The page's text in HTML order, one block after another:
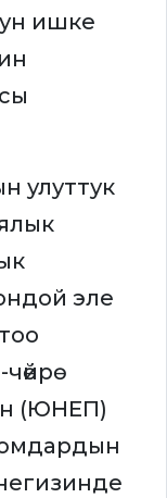
ишке
улуттук
эле
(ЮНЕП)